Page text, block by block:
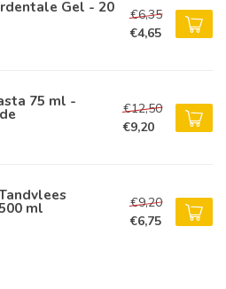
Gel - 20
€6,35
€4,65
75 ml -
€12,50
€9,20
ml
€9,20
€6,75